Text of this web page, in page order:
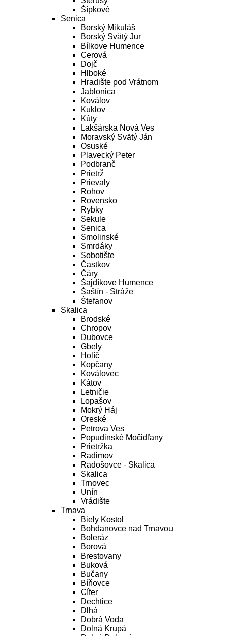
Šípkové
Senica
Borský Mikuláš
Borský Svätý Jur
Bílkove Humence
Cerová
Dojč
Hlboké
Hradište pod Vrátnom
Jablonica
Koválov
Kuklov
Kúty
Lakšárska Nová Ves
Moravský Svätý Ján
Osuské
Plavecký Peter
Podbranč
Prietrž
Prievaly
Rohov
Rovensko
Rybky
Sekule
Senica
Smolinské
Smrdáky
Sobotište
Častkov
Čáry
Šajdíkove Humence
Šaštín - Stráže
Štefanov
Skalica
Brodské
Chropov
Dubovce
Gbely
Holíč
Kopčany
Koválovec
Kátov
Letničie
Lopašov
Mokrý Háj
Oreské
Petrova Ves
Popudinské Močidľany
Prietržka
Radimov
Radošovce - Skalica
Skalica
Trnovec
Unín
Vrádište
Trnava
Biely Kostol
Bohdanovce nad Trnavou
Boleráz
Borová
Brestovany
Buková
Bučany
Bíňovce
Cífer
Dechtice
Dlhá
Dobrá Voda
Dolná Krupá